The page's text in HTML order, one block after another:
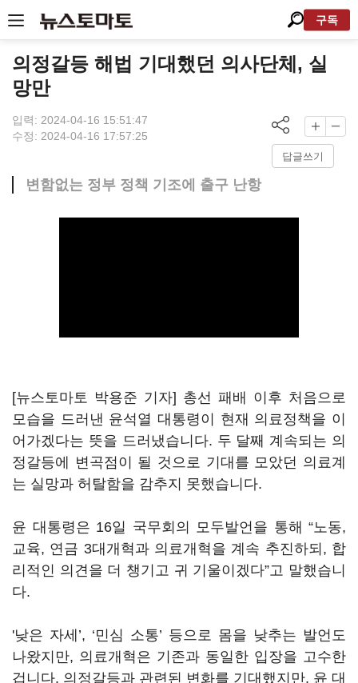
구독
의정갈등 해법 기대했던 의사단체, 실
망만
입력: 2024-04-16 15:51:47
수정: 2024-04-16 17:57:25
답글쓰기
변함없는 정부 정책 기조에 출구 난항
[뉴스토마토 박용준 기자] 총선 패배 이후 처음으로
모습을 드러낸 윤석열 대통령이 현재 의료정책을 이
어가겠다는 뜻을 드러냈습니다. 두 달째 계속되는 의
정갈등에 변곡점이 될 것으로 기대를 모았던 의료계
는 실망과 허탈함을 감추지 못했습니다.
윤 대통령은 16일 국무회의 모두발언을 통해 “노동,
교육, 연금 3대개혁과 의료개혁을 계속 추진하되, 합
리적인 의견을 더 챙기고 귀 기울이겠다”고 말했습니
다.
'낮은 자세’, ‘민심 소통’ 등으로 몸을 낮추는 발언도
나왔지만, 의료개혁은 기존과 동일한 입장을 고수한
겁니다. 의정갈등과 관련된 변화를 기대했지만, 윤 대